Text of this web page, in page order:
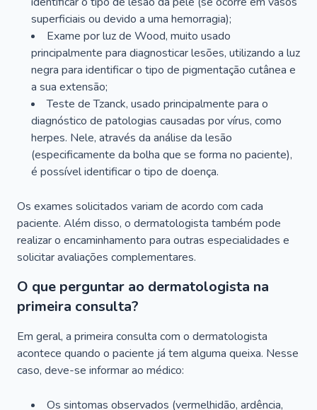
superficiais ou devido a uma hemorragia);
Exame por luz de Wood, muito usado
principalmente para diagnosticar lesões, utilizando a luz
negra para identificar o tipo de pigmentação cutânea e
a sua extensão;
Teste de Tzanck, usado principalmente para o
diagnóstico de patologias causadas por vírus, como
herpes. Nele, através da análise da lesão
(especificamente da bolha que se forma no paciente),
é possível identificar o tipo de doença.
Os exames solicitados variam de acordo com cada
paciente. Além disso, o dermatologista também pode
realizar o encaminhamento para outras especialidades e
solicitar avaliações complementares.
O que perguntar ao dermatologista na
primeira consulta?
Em geral, a primeira consulta com o dermatologista
acontece quando o paciente já tem alguma queixa. Nesse
caso, deve-se informar ao médico:
Os sintomas observados (vermelhidão, ardência,